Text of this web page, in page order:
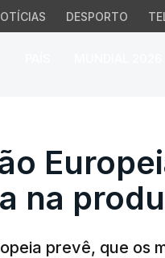
DESPORTO
na
prevê, que os